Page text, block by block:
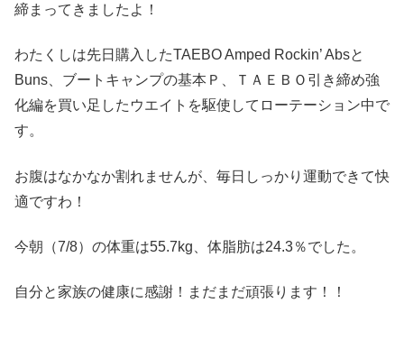
締まってきましたよ！
わたくしは先日購入したTAEBO Amped Rockin’ Absと
Buns、ブートキャンプの基本Ｐ、ＴＡＥＢＯ引き締め強
化編を買い足したウエイトを駆使してローテーション中で
す。
お腹はなかなか割れませんが、毎日しっかり運動できて快
適ですわ！
今朝（7/8）の体重は55.7kg、体脂肪は24.3％でした。
自分と家族の健康に感謝！まだまだ頑張ります！！